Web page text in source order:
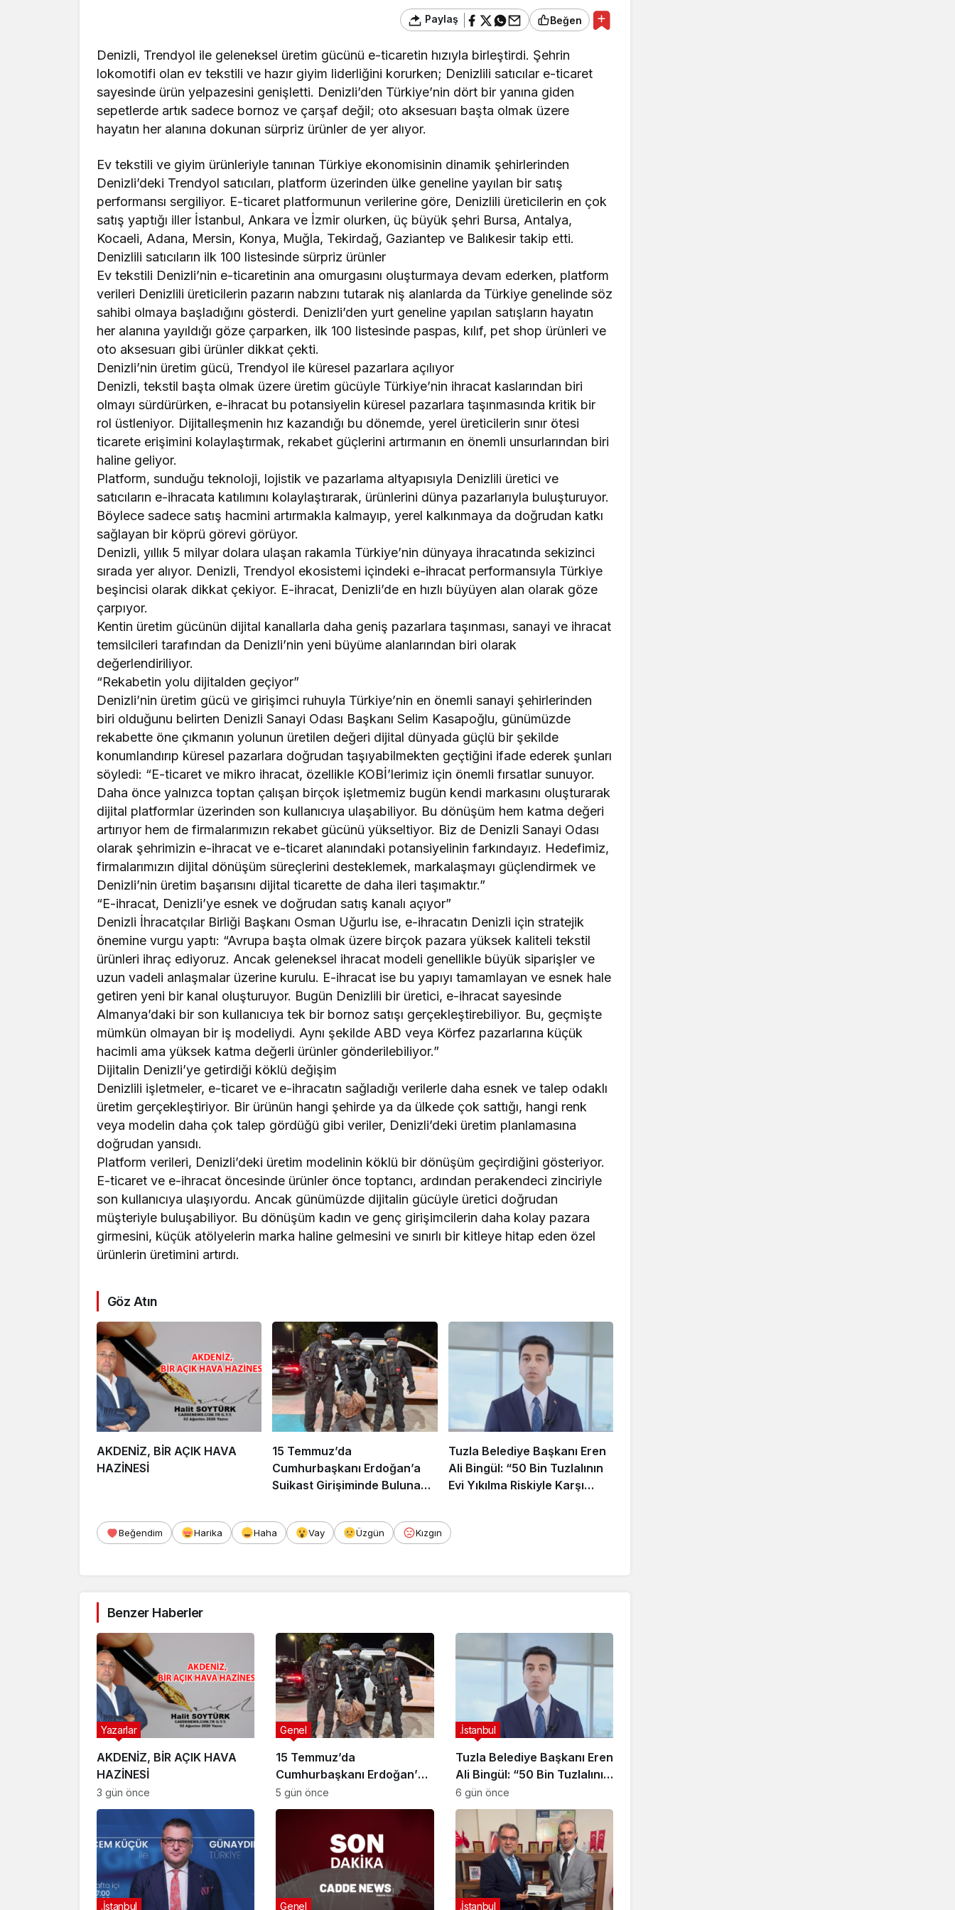
Paylaş Beğen
Denizli, Trendyol ile geleneksel üretim gücünü e-ticaretin hızıyla birleştirdi. Şehrin
lokomotifi olan ev tekstili ve hazır giyim liderliğini korurken; Denizlili satıcılar e-ticaret
sayesinde ürün yelpazesini genişletti. Denizli’den Türkiye’nin dört bir yanına giden
sepetlerde artık sadece bornoz ve çarşaf değil; oto aksesuarı başta olmak üzere
hayatın her alanına dokunan sürpriz ürünler de yer alıyor.
Ev tekstili ve giyim ürünleriyle tanınan Türkiye ekonomisinin dinamik şehirlerinden
Denizli’deki Trendyol satıcıları, platform üzerinden ülke geneline yayılan bir satış
performansı sergiliyor. E-ticaret platformunun verilerine göre, Denizlili üreticilerin en çok
satış yaptığı iller İstanbul, Ankara ve İzmir olurken, üç büyük şehri Bursa, Antalya,
Kocaeli, Adana, Mersin, Konya, Muğla, Tekirdağ, Gaziantep ve Balıkesir takip etti.
Denizlili satıcıların ilk 100 listesinde sürpriz ürünler
Ev tekstili Denizli’nin e-ticaretinin ana omurgasını oluşturmaya devam ederken, platform
verileri Denizlili üreticilerin pazarın nabzını tutarak niş alanlarda da Türkiye genelinde söz
sahibi olmaya başladığını gösterdi. Denizli’den yurt geneline yapılan satışların hayatın
her alanına yayıldığı göze çarparken, ilk 100 listesinde paspas, kılıf, pet shop ürünleri ve
oto aksesuarı gibi ürünler dikkat çekti.
Denizli’nin üretim gücü, Trendyol ile küresel pazarlara açılıyor
Denizli, tekstil başta olmak üzere üretim gücüyle Türkiye’nin ihracat kaslarından biri
olmayı sürdürürken, e-ihracat bu potansiyelin küresel pazarlara taşınmasında kritik bir
rol üstleniyor. Dijitalleşmenin hız kazandığı bu dönemde, yerel üreticilerin sınır ötesi
ticarete erişimini kolaylaştırmak, rekabet güçlerini artırmanın en önemli unsurlarından biri
haline geliyor.
Platform, sunduğu teknoloji, lojistik ve pazarlama altyapısıyla Denizlili üretici ve
satıcıların e-ihracata katılımını kolaylaştırarak, ürünlerini dünya pazarlarıyla buluşturuyor.
Böylece sadece satış hacmini artırmakla kalmayıp, yerel kalkınmaya da doğrudan katkı
sağlayan bir köprü görevi görüyor.
Denizli, yıllık 5 milyar dolara ulaşan rakamla Türkiye’nin dünyaya ihracatında sekizinci
sırada yer alıyor. Denizli, Trendyol ekosistemi içindeki e-ihracat performansıyla Türkiye
beşincisi olarak dikkat çekiyor. E-ihracat, Denizli’de en hızlı büyüyen alan olarak göze
çarpıyor.
Kentin üretim gücünün dijital kanallarla daha geniş pazarlara taşınması, sanayi ve ihracat
temsilcileri tarafından da Denizli’nin yeni büyüme alanlarından biri olarak
değerlendiriliyor.
“Rekabetin yolu dijitalden geçiyor”
Denizli’nin üretim gücü ve girişimci ruhuyla Türkiye’nin en önemli sanayi şehirlerinden
biri olduğunu belirten Denizli Sanayi Odası Başkanı Selim Kasapoğlu, günümüzde
rekabette öne çıkmanın yolunun üretilen değeri dijital dünyada güçlü bir şekilde
konumlandırıp küresel pazarlara doğrudan taşıyabilmekten geçtiğini ifade ederek şunları
söyledi: “E-ticaret ve mikro ihracat, özellikle KOBİ’lerimiz için önemli fırsatlar sunuyor.
Daha önce yalnızca toptan çalışan birçok işletmemiz bugün kendi markasını oluşturarak
dijital platformlar üzerinden son kullanıcıya ulaşabiliyor. Bu dönüşüm hem katma değeri
artırıyor hem de firmalarımızın rekabet gücünü yükseltiyor. Biz de Denizli Sanayi Odası
olarak şehrimizin e-ihracat ve e-ticaret alanındaki potansiyelinin farkındayız. Hedefimiz,
firmalarımızın dijital dönüşüm süreçlerini desteklemek, markalaşmayı güçlendirmek ve
Denizli’nin üretim başarısını dijital ticarette de daha ileri taşımaktır.”
“E-ihracat, Denizli’ye esnek ve doğrudan satış kanalı açıyor”
Denizli İhracatçılar Birliği Başkanı Osman Uğurlu ise, e-ihracatın Denizli için stratejik
önemine vurgu yaptı: “Avrupa başta olmak üzere birçok pazara yüksek kaliteli tekstil
ürünleri ihraç ediyoruz. Ancak geleneksel ihracat modeli genellikle büyük siparişler ve
uzun vadeli anlaşmalar üzerine kurulu. E-ihracat ise bu yapıyı tamamlayan ve esnek hale
getiren yeni bir kanal oluşturuyor. Bugün Denizlili bir üretici, e-ihracat sayesinde
Almanya’daki bir son kullanıcıya tek bir bornoz satışı gerçekleştirebiliyor. Bu, geçmişte
mümkün olmayan bir iş modeliydi. Aynı şekilde ABD veya Körfez pazarlarına küçük
hacimli ama yüksek katma değerli ürünler gönderilebiliyor.”
Dijitalin Denizli’ye getirdiği köklü değişim
Denizlili işletmeler, e-ticaret ve e-ihracatın sağladığı verilerle daha esnek ve talep odaklı
üretim gerçekleştiriyor. Bir ürünün hangi şehirde ya da ülkede çok sattığı, hangi renk
veya modelin daha çok talep gördüğü gibi veriler, Denizli’deki üretim planlamasına
doğrudan yansıdı.
Platform verileri, Denizli’deki üretim modelinin köklü bir dönüşüm geçirdiğini gösteriyor.
E-ticaret ve e-ihracat öncesinde ürünler önce toptancı, ardından perakendeci zinciriyle
son kullanıcıya ulaşıyordu. Ancak günümüzde dijitalin gücüyle üretici doğrudan
müşteriyle buluşabiliyor. Bu dönüşüm kadın ve genç girişimcilerin daha kolay pazara
girmesini, küçük atölyelerin marka haline gelmesini ve sınırlı bir kitleye hitap eden özel
ürünlerin üretimini artırdı.
Göz Atın
AKDENİZ, BİR AÇIK HAVA
HAZİNESİ
15 Temmuz’da
Cumhurbaşkanı Erdoğan’a
Suikast Girişiminde Bulunan
Afyonkarahisar’da Yakalandı
Tuzla Belediye Başkanı Eren
Ali Bingül: “50 Bin Tuzlalının
Evi Yıkılma Riskiyle Karşı
Beğendim Harika Haha Vay Üzgün Kızgın
Benzer Haberler
AKDENİZ, BİR AÇIK HAVA
HAZİNESİ
Yazarlar
3 gün önce
15 Temmuz’da
Cumhurbaşkanı Erdoğan’a
Suikast Girişiminde Bulunan
FETÖ Firarisi B.K.
Yakalandı
Genel
5 gün önce
Tuzla Belediye Başkanı Eren
Ali Bingül: “50 Bin Tuzlalının
Evi Yıkılma Riskiyle Karşı
Karşıya”
.İstanbul
6 gün önce
.İstanbul Genel .İstanbul